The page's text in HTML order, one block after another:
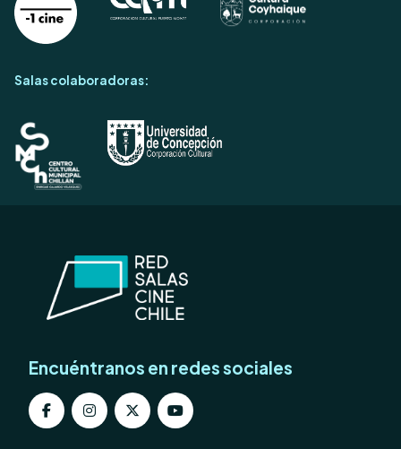
Salas colaboradoras:
Encuéntranos en redes sociales